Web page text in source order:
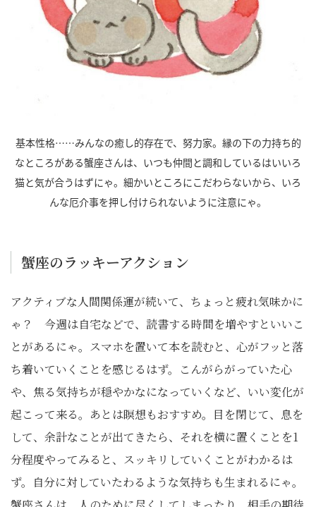
基本性格……みんなの癒し的存在で、努力家。縁の下の力持ち的
なところがある蟹座さんは、いつも仲間と調和しているはいいろ
猫と気が合うはずにゃ。細かいところにこだわらないから、いろ
んな厄介事を押し付けられないように注意にゃ。
蟹座のラッキーアクション
アクティブな人間関係運が続いて、ちょっと疲れ気味かに
ゃ？ 今週は自宅などで、読書する時間を増やすといいこ
とがあるにゃ。スマホを置いて本を読むと、心がフッと落
ち着いていくことを感じるはず。こんがらがっていた心
や、焦る気持ちが穏やかなになっていくなど、いい変化が
起こって来る。あとは瞑想もおすすめ。目を閉じて、息を
して、余計なことが出てきたら、それを横に置くことを1
分程度やってみると、スッキリしていくことがわかるは
ず。自分に対していたわるような気持ちも生まれるにゃ。